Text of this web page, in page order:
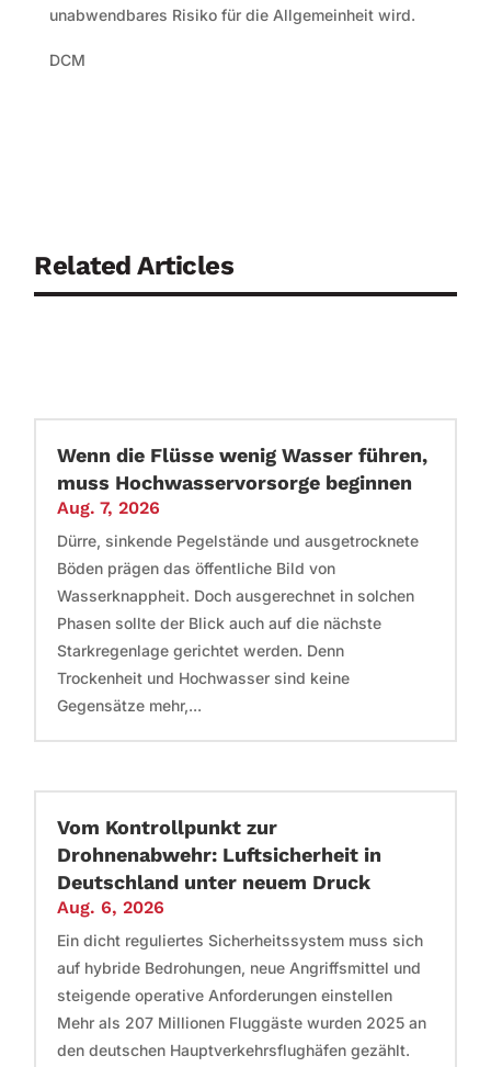
unabwendbares Risiko für die Allgemeinheit wird.
DCM
Related Articles
Wenn die Flüsse wenig Wasser führen,
muss Hochwasservorsorge beginnen
Aug. 7, 2026
Dürre, sinkende Pegelstände und ausgetrocknete
Böden prägen das öffentliche Bild von
Wasserknappheit. Doch ausgerechnet in solchen
Phasen sollte der Blick auch auf die nächste
Starkregenlage gerichtet werden. Denn
Trockenheit und Hochwasser sind keine
Gegensätze mehr,...
Vom Kontrollpunkt zur
Drohnenabwehr: Luftsicherheit in
Deutschland unter neuem Druck
Aug. 6, 2026
Ein dicht reguliertes Sicherheitssystem muss sich
auf hybride Bedrohungen, neue Angriffsmittel und
steigende operative Anforderungen einstellen
Mehr als 207 Millionen Fluggäste wurden 2025 an
den deutschen Hauptverkehrsflughäfen gezählt.